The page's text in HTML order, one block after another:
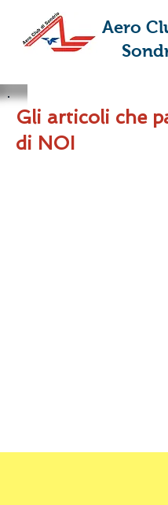
Aero
Gli articoli che
di NOI